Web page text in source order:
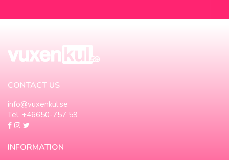
CONTACT US
info@vuxenkul.se
Tel. +46650-757 59
INFORMATION